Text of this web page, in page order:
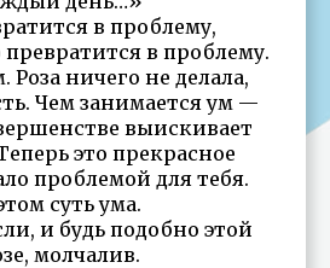
в проблему,
в проблему.
Роза ничего не делала,
Чем занимается ум —
выискивает
это прекрасное
проблемой для тебя.
суть ума.
и будь подобно этой
молчалив.